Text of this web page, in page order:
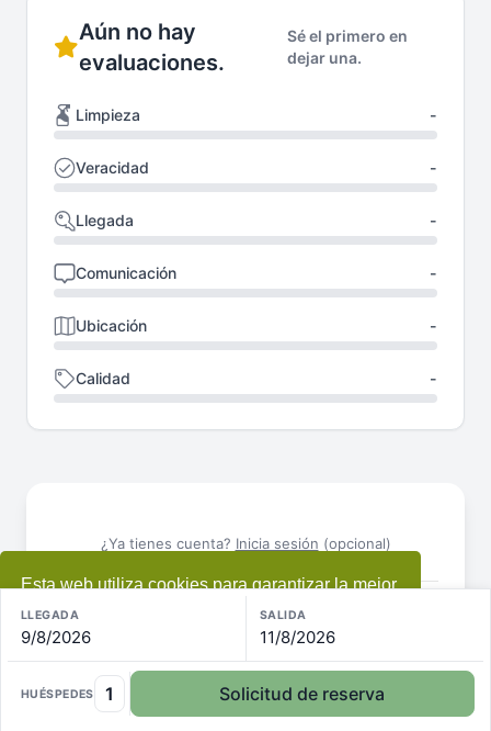
Esta web utiliza cookies para garantizar la mejor
experiencia
Acepto
Aún no hay
evaluaciones.
Sé el primero en
dejar una.
Limpieza -
Veracidad -
Llegada -
Comunicación -
Ubicación -
Calidad -
LLEGADA
9/8/2026
SALIDA
11/8/2026
HUÉSPEDES 1 Solicitud de reserva
¿Ya tienes cuenta? Inicia sesión (opcional)
Normas / condiciones
Ver evaluaciones